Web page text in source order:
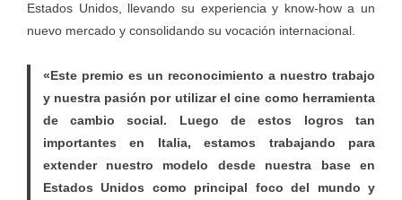
Estados Unidos, llevando su experiencia y know-how a un
nuevo mercado y consolidando su vocación internacional.
«Este premio es un reconocimiento a nuestro trabajo
y nuestra pasión por utilizar el cine como herramienta
de cambio social. Luego de estos logros tan
importantes en Italia, estamos trabajando para
extender nuestro modelo desde nuestra base en
Estados Unidos como principal foco del mundo y